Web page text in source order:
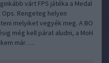
várt FPS játéka a Medal
Ops. Rengeteg helyen
melyiket vegyék meg. A BO
még kell párat aludni, a MoH
már…..